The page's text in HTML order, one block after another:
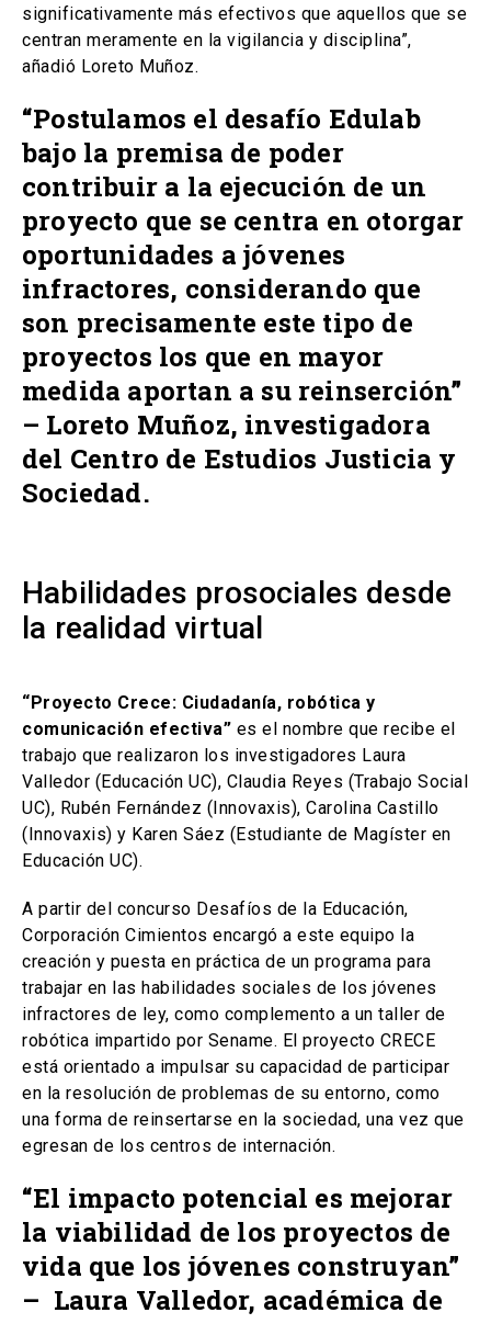
significativamente más efectivos que aquellos que se
centran meramente en la vigilancia y disciplina”,
añadió Loreto Muñoz.
“Postulamos el desafío Edulab
bajo la premisa de poder
contribuir a la ejecución de un
proyecto que se centra en otorgar
oportunidades a jóvenes
infractores, considerando que
son precisamente este tipo de
proyectos los que en mayor
medida aportan a su reinserción”
– Loreto Muñoz, investigadora
del Centro de Estudios Justicia y
Sociedad.
Habilidades prosociales desde
la realidad virtual
“Proyecto Crece: Ciudadanía, robótica y
comunicación efectiva” es el nombre que recibe el
trabajo que realizaron los investigadores Laura
Valledor (Educación UC), Claudia Reyes (Trabajo Social
UC), Rubén Fernández (Innovaxis), Carolina Castillo
(Innovaxis) y Karen Sáez (Estudiante de Magíster en
Educación UC).
A partir del concurso Desafíos de la Educación,
Corporación Cimientos encargó a este equipo la
creación y puesta en práctica de un programa para
trabajar en las habilidades sociales de los jóvenes
infractores de ley, como complemento a un taller de
robótica impartido por Sename. El proyecto CRECE
está orientado a impulsar su capacidad de participar
en la resolución de problemas de su entorno, como
una forma de reinsertarse en la sociedad, una vez que
egresan de los centros de internación.
“El impacto potencial es mejorar
la viabilidad de los proyectos de
vida que los jóvenes construyan”
– Laura Valledor, académica de